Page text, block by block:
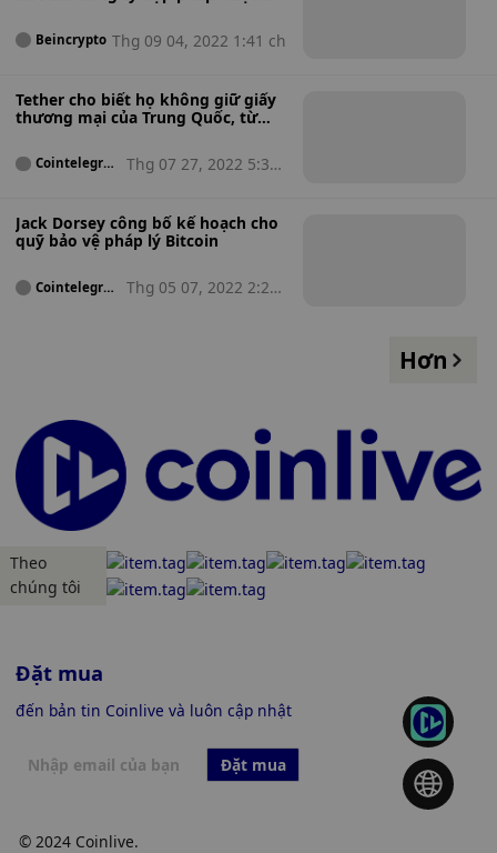
Beincrypto Thg 09 04, 2022 1:41 ch
Tether cho biết họ không giữ giấy
thương mại của Trung Quốc, từ
Cointelegrap
Thg 07 27, 2022 5:31
Jack Dorsey công bố kế hoạch cho
quỹ bảo vệ pháp lý Bitcoin
Cointelegrap
Thg 05 07, 2022 2:29
Hơn
Theo
chúng tôi
Đặt mua
đến bản tin Coinlive và luôn cập nhật
Đặt mua
© 2024 Coinlive.